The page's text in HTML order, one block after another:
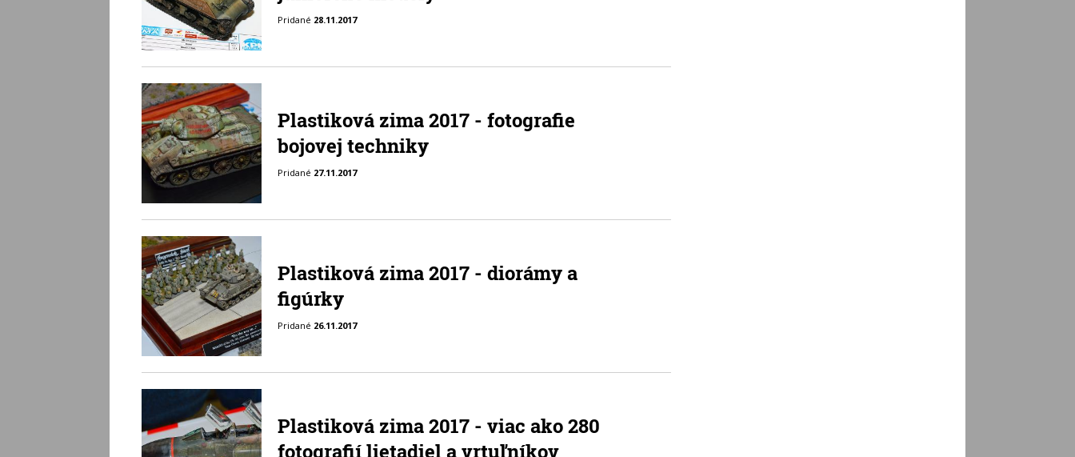
Pridané 28.11.2017
Plastiková zima 2017 - fotografie
bojovej techniky
Pridané 27.11.2017
Plastiková zima 2017 - diorámy a
figúrky
Pridané 26.11.2017
Plastiková zima 2017 - viac ako 280
fotografií lietadiel a vrtuľníkov